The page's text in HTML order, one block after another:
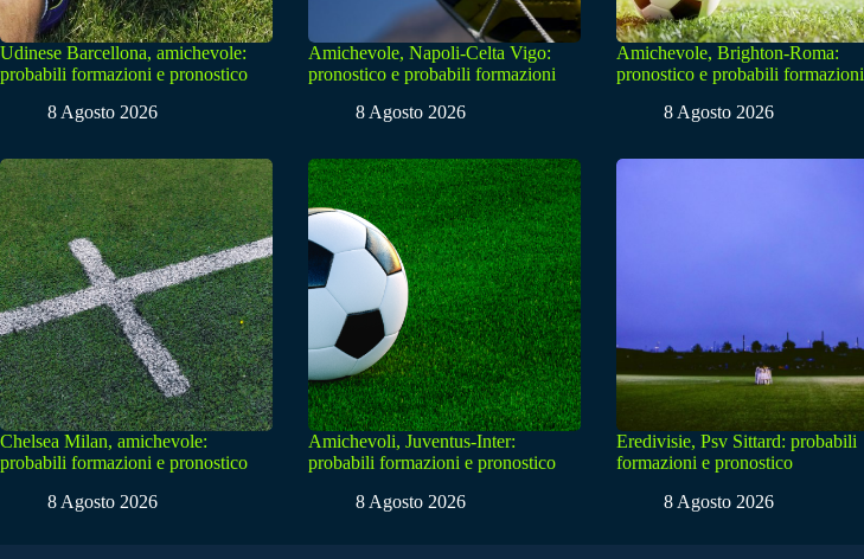
Udinese Barcellona, amichevole:
probabili formazioni e pronostico
8 Agosto 2026
Amichevole, Napoli-Celta Vigo:
pronostico e probabili formazioni
8 Agosto 2026
Amichevole, Brighton-Roma:
pronostico e probabili formazioni
8 Agosto 2026
Chelsea Milan, amichevole:
probabili formazioni e pronostico
8 Agosto 2026
Amichevoli, Juventus-Inter:
probabili formazioni e pronostico
8 Agosto 2026
Eredivisie, Psv Sittard: probabili
formazioni e pronostico
8 Agosto 2026